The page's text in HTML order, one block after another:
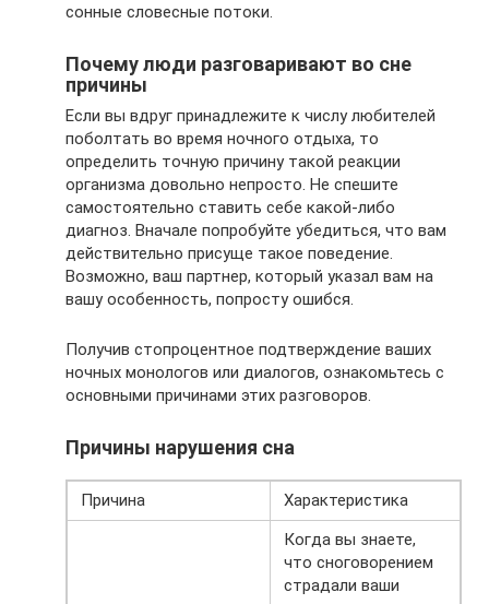
сонные словесные потоки.
Почему люди разговаривают во сне
причины
Если вы вдруг принадлежите к числу любителей
поболтать во время ночного отдыха, то
определить точную причину такой реакции
организма довольно непросто. Не спешите
самостоятельно ставить себе какой-либо
диагноз. Вначале попробуйте убедиться, что вам
действительно присуще такое поведение.
Возможно, ваш партнер, который указал вам на
вашу особенность, попросту ошибся.
Получив стопроцентное подтверждение ваших
ночных монологов или диалогов, ознакомьтесь с
основными причинами этих разговоров.
Причины нарушения сна
Причина Характеристика
Когда вы знаете,
что сноговорением
страдали ваши